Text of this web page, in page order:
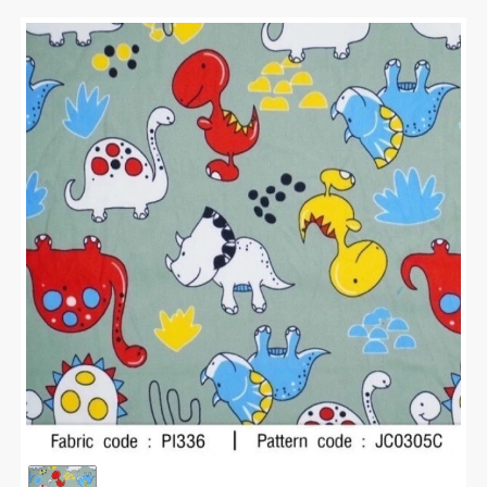
พิมพ์ Babyไดโนเสาร์(เทา) #1